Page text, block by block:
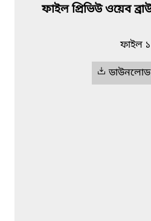
ফাইল প্রিভিউ ওয়েব
ফাইল ১